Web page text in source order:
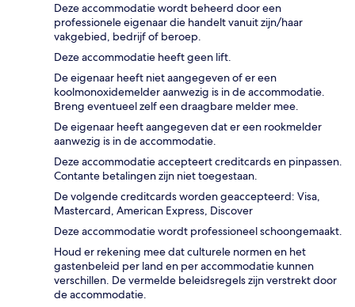
Deze accommodatie wordt beheerd door een
professionele eigenaar die handelt vanuit zijn/haar
vakgebied, bedrijf of beroep.
Deze accommodatie heeft geen lift.
De eigenaar heeft niet aangegeven of er een
koolmonoxidemelder aanwezig is in de accommodatie.
Breng eventueel zelf een draagbare melder mee.
De eigenaar heeft aangegeven dat er een rookmelder
aanwezig is in de accommodatie.
Deze accommodatie accepteert creditcards en pinpassen.
Contante betalingen zijn niet toegestaan.
De volgende creditcards worden geaccepteerd: Visa,
Mastercard, American Express, Discover
Deze accommodatie wordt professioneel schoongemaakt.
Houd er rekening mee dat culturele normen en het
gastenbeleid per land en per accommodatie kunnen
verschillen. De vermelde beleidsregels zijn verstrekt door
de accommodatie.